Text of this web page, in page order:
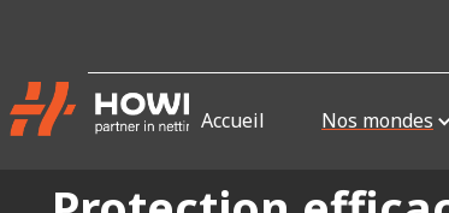
Accueil Nos mondes